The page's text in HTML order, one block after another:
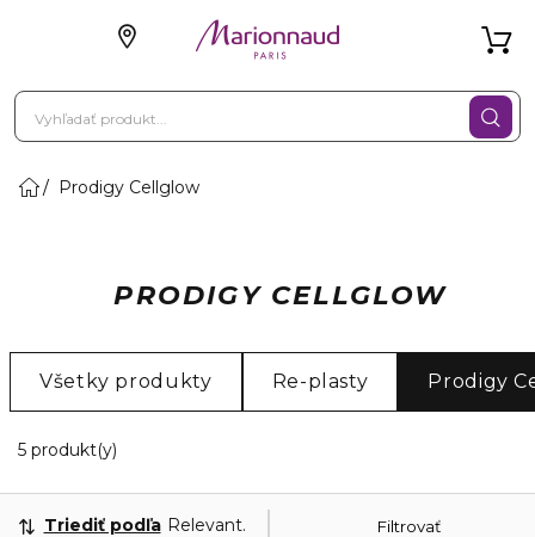
Prodigy Cellglow
PRODIGY CELLGLOW
Všetky produkty Re-plasty Prodigy
5 produkt(y)
Filtrovať
Triediť podľa Relevantnosť